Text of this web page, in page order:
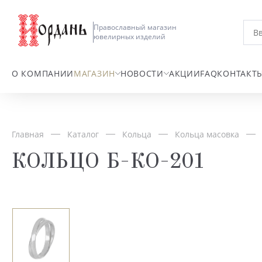
Православный магазин
ювелирных изделий
О КОМПАНИИМАГАЗИН НОВОСТИ АКЦИИFAQ
Главная Каталог Кольца Кольца масовка
КОЛЬЦО Б-КО-201